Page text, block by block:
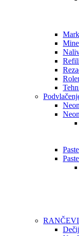
Mine
Refili